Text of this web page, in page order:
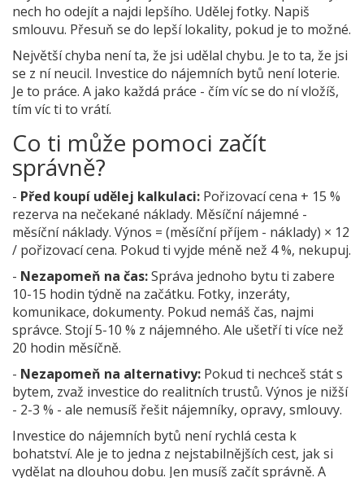
nech ho odejít a najdi lepšího. Udělej fotky. Napiš
smlouvu. Přesuň se do lepší lokality, pokud je to možné.
Největší chyba není ta, že jsi udělal chybu. Je to ta, že jsi
se z ní neucil. Investice do nájemních bytů není loterie.
Je to práce. A jako každá práce - čím víc se do ní vložíš,
tím víc ti to vrátí.
Co ti může pomoci začít
správně?
- Před koupí udělej kalkulaci: Pořizovací cena + 15 %
rezerva na nečekané náklady. Měsíční nájemné -
měsíční náklady. Výnos = (měsíční příjem - náklady) × 12
/ pořizovací cena. Pokud ti vyjde méně než 4 %, nekupuj.
- Nezapomeň na čas:Správa jednoho bytu ti zabere
10-15 hodin týdně na začátku. Fotky, inzeráty,
komunikace, dokumenty. Pokud nemáš čas, najmi
správce. Stojí 5-10 % z nájemného. Ale ušetří ti více než
20 hodin měsíčně.
- Nezapomeň na alternativy: Pokud ti nechceš stát s
bytem, zvaž investice do realitních trustů. Výnos je nižší
- 2-3 % - ale nemusíš řešit nájemníky, opravy, smlouvy.
Investice do nájemních bytů není rychlá cesta k
bohatství. Ale je to jedna z nejstabilnějších cest, jak si
vydělat na dlouhou dobu. Jen musíš začít správně. A